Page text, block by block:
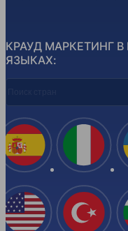
КРАУД МАРКЕТИНГ
ЯЗЫКАХ:
Испания
США
Италия